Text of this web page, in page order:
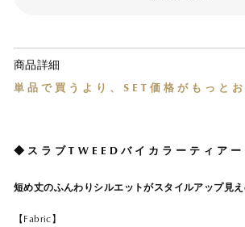
商品詳細
単品で買うより、SET価格がもっとお
◆スラブTWEEDバイカラーティアー
短め丈のふんわりシルエットがスタイルアップ見
【Fabric】